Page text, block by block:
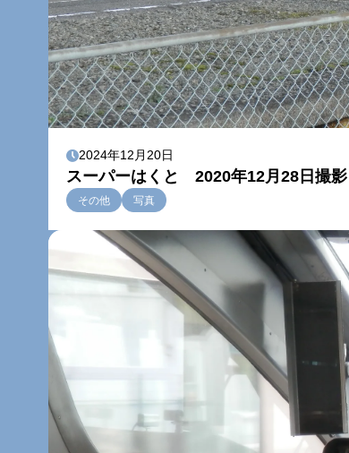
2024年12月20日
スーパーはくと 2020年12月28日撮影
その他 写真